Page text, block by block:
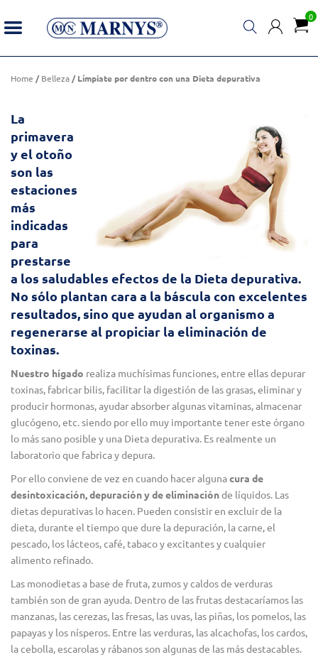
0
Límpiate por dentro con una Dieta depurativa
Home /Belleza / Límpiate por dentro con una Dieta depurativa
La
primavera
y el otoño
son las
estaciones
más
indicadas
para
prestarse
a los saludables efectos de la Dieta depurativa.
No sólo plantan cara a la báscula con excelentes
resultados, sino que ayudan al organismo a
regenerarse al propiciar la eliminación de
toxinas.
Nuestro hígado realiza muchísimas funciones, entre ellas depurar
toxinas, fabricar bilis, facilitar la digestión de las grasas, eliminar y
producir hormonas, ayudar absorber algunas vitaminas, almacenar
glucógeno, etc. siendo por ello muy importante tener este órgano
lo más sano posible y una Dieta depurativa. Es realmente un
laboratorio que fabrica y depura.
Por ello conviene de vez en cuando hacer algunacura de
desintoxicación, depuración y de eliminaciónde líquidos. Las
dietas depurativas lo hacen. Pueden consistir en excluir de la
dieta, durante el tiempo que dure la depuración, la carne, el
pescado, los lácteos, café, tabaco y excitantes y cualquier
alimento refinado.
Las monodietas a base de fruta, zumos y caldos de verduras
también son de gran ayuda. Dentro de las frutas destacaríamos las
manzanas, las cerezas, las fresas, las uvas, las piñas, los pomelos, las
papayas y los nísperos. Entre las verduras, las alcachofas, los cardos,
la cebolla, escarolas y rábanos son algunas de las más destacables.